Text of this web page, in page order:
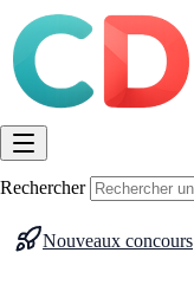
Rechercher
Nouveaux concours